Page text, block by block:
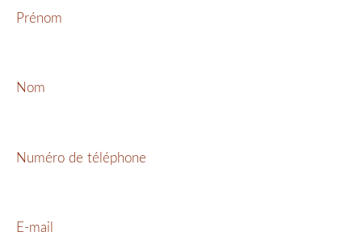
Prénom
Nom
Numéro de téléphone
E-mail